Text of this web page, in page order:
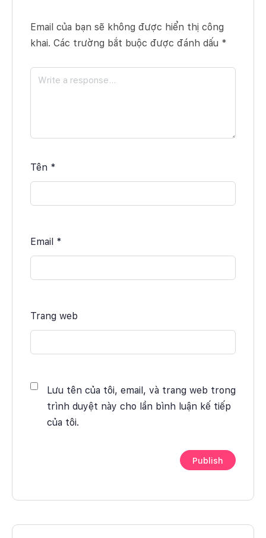
Email của bạn sẽ không được hiển thị công
khai. Các trường bắt buộc được đánh dấu *
Tên *
Email *
Trang web
Lưu tên của tôi, email, và trang web trong
trình duyệt này cho lần bình luận kế tiếp
của tôi.